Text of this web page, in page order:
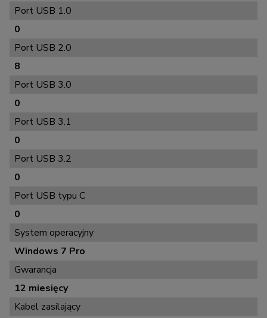
Port USB 1.0
0
Port USB 2.0
8
Port USB 3.0
0
Port USB 3.1
0
Port USB 3.2
0
Port USB typu C
0
System operacyjny
Windows 7 Pro
Gwarancja
12 miesięcy
Kabel zasilający